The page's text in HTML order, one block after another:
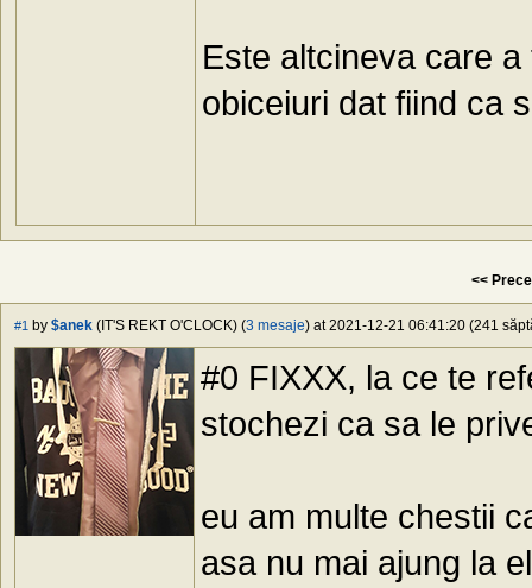
Este altcineva care
obiceiuri dat fiind ca
<<
#1 by $anek (IT'S REKT O'CLOCK) (3 mesaje) at 2021-12-21 06:41:20 (241
#0 FIXXX, la ce te
stochezi ca sa le
eu am multe chestii
asa nu mai ajung la